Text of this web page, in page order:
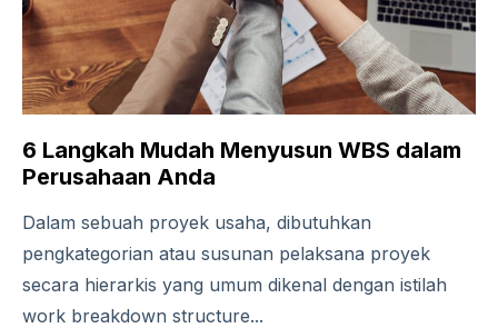
6 Langkah Mudah Menyusun WBS dalam
Perusahaan Anda
Dalam sebuah proyek usaha, dibutuhkan
pengkategorian atau susunan pelaksana proyek
secara hierarkis yang umum dikenal dengan istilah
work breakdown structure...